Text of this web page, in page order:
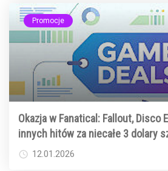
Promocje
Okazja w Fanatical: Fallout, Disco
innych hitów za niecałe 3 dolary
12.01.2026